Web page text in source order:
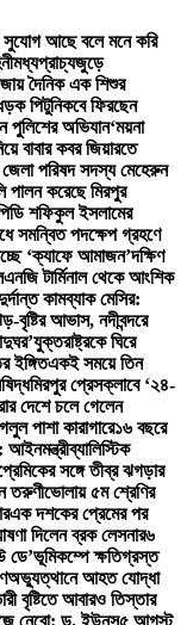
সুযোগ আছে বলে মনে করি
মধ্যপ্রাচ্যজুড়ে
দৈনিক এক শিশুর
পিটুনিকবে ফিরছেন
পুলিশের অভিযান‘ময়না
বাবার কবর জিয়ারতে
জেলা পরিষদ সদস্য মেহেরুন
করেছে মিরপুর
শফিকুল ইসলামের
সমন্বিত পদক্ষেপ গ্রহণে
‘ক্যাফে আমাজন’দক্ষিণ
টার্মিনাল থেকে আংশিক
কামব্যাক মেসির:
বৃষ্টির আভাস, নদীবন্দরে
যুক্তরাষ্ট্রকে ঘিরে
ইঙ্গিতএকই সময়ে তিন
মিরপুর প্রেসক্লাবে ‘২৪-
দেশে চলে গেলেন
পাশা কারাগারে১৬ বছরে
আইনমন্ত্রীব্যালিস্টিক
সঙ্গে তীব্র ঝগড়ার
তরুণীভোলায় ৫ম শ্রেণির
এক দশকের প্রেমের পর
দিলেন ব্রক লেসনার৬
ডে’ভূমিকম্পে ক্ষতিগ্রস্ত
আহত যোদ্ধা
বৃষ্টিতে আবারও তিস্তার
নেবো: ড. ইউনূস৫ আগস্ট